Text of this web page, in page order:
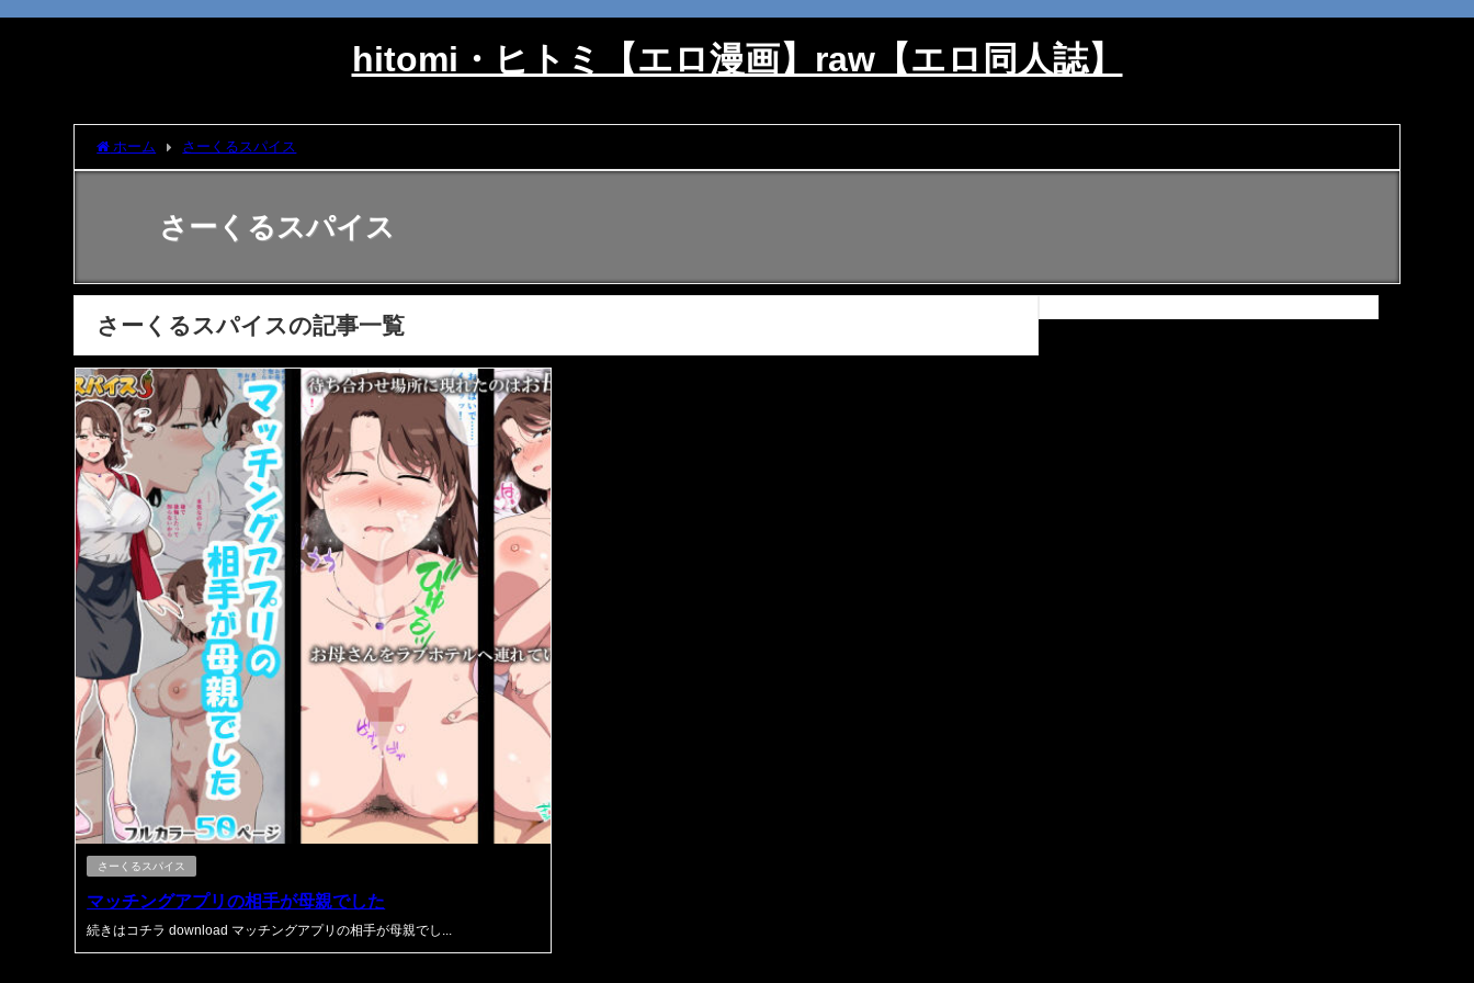
hitomi・ヒトミ【エロ漫画】raw【エロ同人誌】
ホーム さーくるスパイス
さーくるスパイス
さーくるスパイスの記事一覧
さーくるスパイス
マッチングアプリの相手が母親でした
続きはコチラ download マッチングアプリの相手が母親でし...